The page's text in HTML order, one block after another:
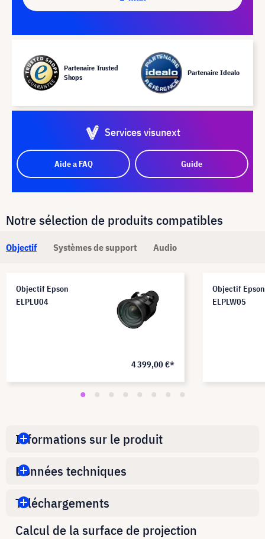
Partenaire Trusted
Shops
Partenaire Idealo
Services visunext
Aide a FAQ Guide
Notre sélection de produits compatibles
Objectif Systèmes de support Audio
Objectif Epson
ELPLU04
4 399,00 €*
Objectif Epson
ELPLW05
Informations sur le produit
Données techniques
Téléchargements
Calcul de la surface de projection